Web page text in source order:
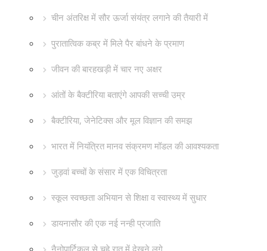
चीन अंतरिक्ष में सौर ऊर्जा संयंत्र लगाने की तैयारी में
पुरातात्विक कब्र में मिले पैर बांधने के प्रमाण
जीवन की बारहखड़ी में चार नए अक्षर
आंतों के बैक्टीरिया बताएंगे आपकी सच्ची उम्र
बैक्टीरिया, जेनेटिक्स और मूल विज्ञान की समझ
भारत में नियंत्रित मानव संक्रमण मॉडल की आवश्यकता
जुड़वां बच्चों के संसार में एक विचित्रता
स्कूल स्वच्छता अभियान से शिक्षा व स्वास्थ्य में सुधार
डायनासौर की एक नई नन्ही प्रजाति
नैनोपार्टिकल से चूहे रात में देखने लगे